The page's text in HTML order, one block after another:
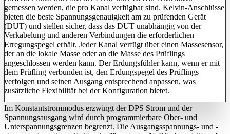
gemessen werden, die pro Kanal verfügbar sind. Kelvin-Anschlüsse
bieten die beste Spannungsgenauigkeit am zu prüfenden Gerät
(DUT) und stellen sicher, dass das DUT unabhängig von der
Verkabelung und anderen Verbindungen die erforderlichen
Erregungspegel erhält. Jeder Kanal verfügt über einen Massesensor,
der an die lokale Masse oder an die Masse des Prüflings
angeschlossen werden kann. Der Erdungsfühler kann, wenn er mit
dem Prüfling verbunden ist, den Erdungspegel des Prüflings
verfolgen und seinen Ausgang entsprechend anpassen, was
zusätzliche Flexibilität bei der Konfiguration bietet.
Im Konstantstrommodus erzwingt der DPS Strom und der
Spannungsausgang wird durch programmierbare Ober- und
Unterspannungsgrenzen begrenzt. Die Ausgangsspannungs- und -